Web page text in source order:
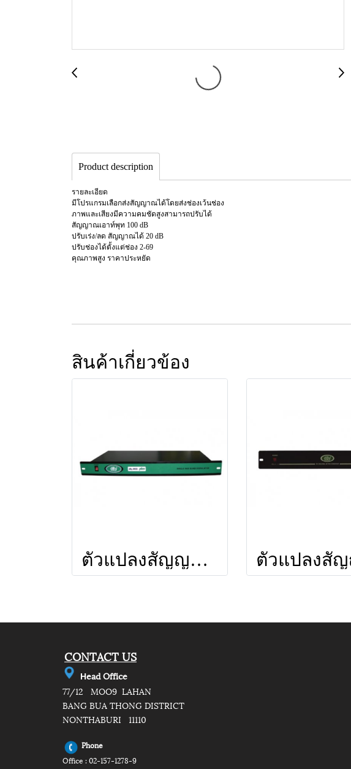
Product description
รายละเอียด
มีโปรแกรมเลือกส่งสัญญาณได้โดยส่งช่องเว้นช่อง
ภาพและเสียงมีความคมชัดสูงสามารถปรับได้
สัญญาณเอาท์พุท 100 dB
ปรับเร่ง/ลด สัญญาณได้ 20 dB
ปรับช่องได้ตั้งแต่ช่อง 2-69
คุณภาพสูง ราคาประหยัด
สินค้าเกี่ยวข้อง
ตัวแปลงสัญญาณ MOD PLUS ยี่ห้อ LEOTECH (dBy)
CONTACT US
Head Office
77/12 MOO9 LAHAN
BANG BUA THONG DISTRICT
NONTHABURI 11110
Phone
Office : 02-157-1278-9